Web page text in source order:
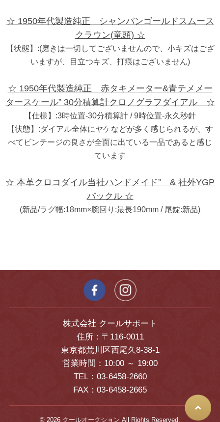
☆ 1950年代製造純正 シャンパンゴールドスムース
クラウン(竜頭) ☆
【状態】:(磨きは一切してございませんので、小キズはござ
いますが、目立つキズ、打痕はございません)
☆ 1950年代製造純正 赤タキメーター&青テメメー
タースケール” 30分積算計クロノグラフダイアル ☆
【仕様】:3時位置-30分積算計 / 9時位置-永久秒針
【状態】:ダイアル全体にヤケなどが多く感じられるが、す
べてビンテージの良さが全面に出ている一品であると感じ
ています
☆ 本革クロコダイル当社ハンドメイド” & 社外YGP
バックル ☆
(新品/ラグ幅:18mm×腕回り:最長190mm / 尾錠:新品)
株式会社 クールサポート
住所：〒116-0011
東京都荒川区西尾久8-38-1
営業時間：10:00 ～ 19:00
TEL：03-6458-2660
FAX：03-6458-2665
© 2026 クールオークション All Rights Reserved.